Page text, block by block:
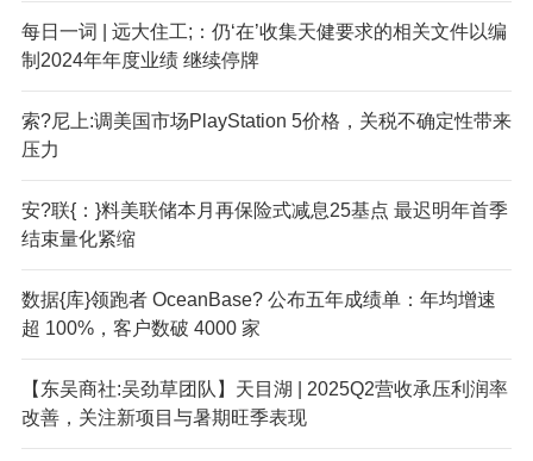
每日一词 | 远大住工;：仍‘在’收集天健要求的相关文件以编
制2024年年度业绩 继续停牌
索?尼上:调美国市场PlayStation 5价格，关税不确定性带来
压力
安?联{：}料美联储本月再保险式减息25基点 最迟明年首季
结束量化紧缩
数据{库}领跑者 OceanBase? 公布五年成绩单：年均增速
超 100%，客户数破 4000 家
【东吴商社:吴劲草团队】天目湖 | 2025Q2营收承压利润率
改善，关注新项目与暑期旺季表现